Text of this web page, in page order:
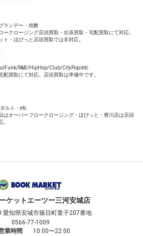
ランデー・焼酎
ークロージング店頭買取・出張買取・宅配買取にて対応。
ト・ほびっと店頭買取では非対応。
R&B/HipHop/Club/CityPop/etc
配買取にて対応。店頭買取は準備中です。
ルト・etc
はオーバーフロークロージング・ほびっと・豊川店は店頭
。
ケットエーツー三河安城店
愛知県安城市篠目町童子207番地
0566-77-1009
業時間
10:00〜22:00